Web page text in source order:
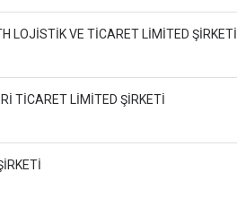
LOJİSTİK VE TİCARET LİMİTED ŞİRKETİ
TİCARET LİMİTED ŞİRKETİ